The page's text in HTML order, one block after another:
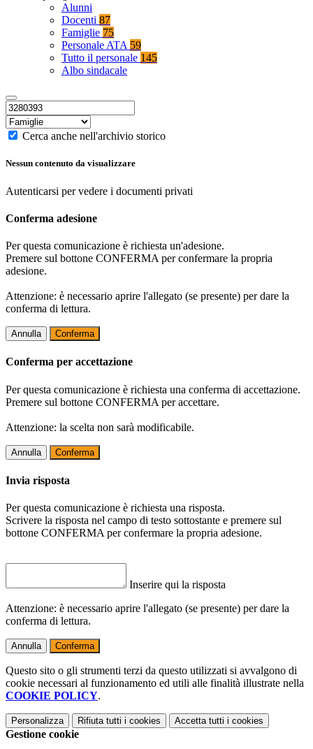
Alunni
Docenti 87
Famiglie 75
Personale ATA 59
Tutto il personale 145
Albo sindacale
Cerca anche nell'archivio storico
Nessun contenuto da visualizzare
Autenticarsi per vedere i documenti privati
Conferma adesione
Per questa comunicazione è richiesta un'adesione.
Premere sul bottone CONFERMA per confermare la propria
adesione.
Attenzione: è necessario aprire l'allegato (se presente) per dare la
conferma di lettura.
Annulla Conferma
Conferma per accettazione
Per questa comunicazione è richiesta una conferma di accettazione.
Premere sul bottone CONFERMA per accettare.
Attenzione: la scelta non sarà modificabile.
Annulla Conferma
Invia risposta
Per questa comunicazione è richiesta una risposta.
Scrivere la risposta nel campo di testo sottostante e premere sul
bottone CONFERMA per confermare la propria adesione.
Inserire qui la risposta
Attenzione: è necessario aprire l'allegato (se presente) per dare la
conferma di lettura.
Annulla Conferma
Questo sito o gli strumenti terzi da questo utilizzati si avvalgono di
cookie necessari al funzionamento ed utili alle finalità illustrate nella
COOKIE POLICY.
Personalizza Rifiuta tutti i cookies Accetta tutti i cookies
Gestione cookie